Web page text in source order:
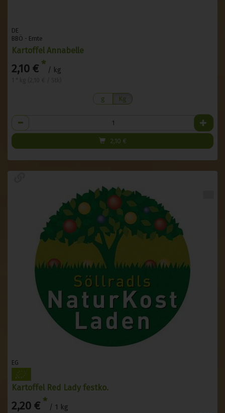
DE
BBÖ - Ernte
Kartoffel Annabelle
2,10 € * / kg
g Kg
Anzahl
2,10 €
EG
Kartoffel Red Lady festko.
2,20 € * / 1 kg